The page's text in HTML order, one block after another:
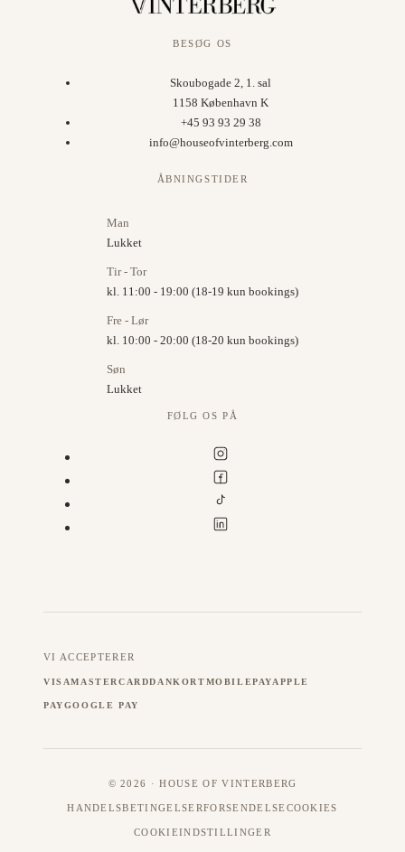
BESØG OS
Skoubogade 2, 1. sal
1158 København K
+45 93 93 29 38
info@houseofvinterberg.com
ÅBNINGSTIDER
Man
Lukket
Tir - Tor
kl. 11:00 - 19:00 (18-19 kun bookings)
Fre - Lør
kl. 10:00 - 20:00 (18-20 kun bookings)
Søn
Lukket
FØLG OS PÅ
VI ACCEPTERER
VISAMASTERCARDDANKORTMOBILEPAYAPPLE
PAYGOOGLE PAY
© 2026 · HOUSE OF VINTERBERG
HANDELSBETINGELSERFORSENDELSE COOKIES
COOKIEINDSTILLINGER